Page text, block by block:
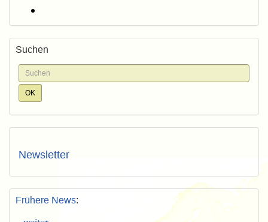
Suchen
Newsletter
Frühere News: